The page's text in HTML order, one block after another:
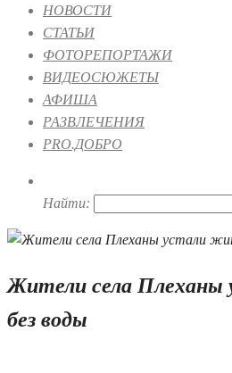
НОВОСТИ
СТАТЬИ
ФОТОРЕПОРТАЖИ
ВИДЕОСЮЖЕТЫ
АФИША
РАЗВЛЕЧЕНИЯ
PRO.ДОБРО
Найти:
Жители села
без воды